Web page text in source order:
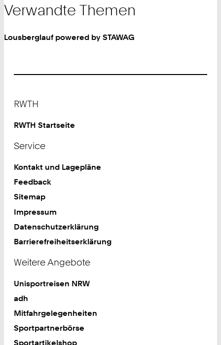
Verwandte Themen
Lousberglauf powered by STAWAG
RWTH
RWTH Startseite
Service
Kontakt und Lagepläne
Feedback
Sitemap
Impressum
Datenschutzerklärung
Barrierefreiheitserklärung
Weitere Angebote
Unisportreisen NRW
adh
Mitfahrgelegenheiten
Sportpartnerbörse
Sportartikelshop